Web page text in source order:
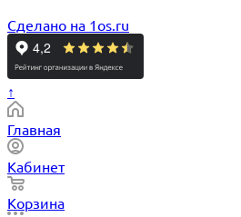
Сделано на 1os.ru
↑
Главная
Кабинет
Корзина